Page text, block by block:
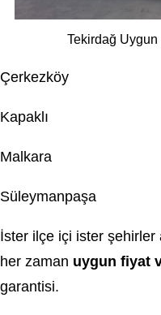
Tekirdağ
Çerkezköy
Kapaklı
Malkara
Süleymanpaşa
İster ilçe içi ister şehirler
her zaman uygun fiyat
garantisi.